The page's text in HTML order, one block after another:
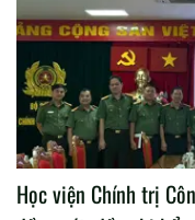
Học viện Chính trị